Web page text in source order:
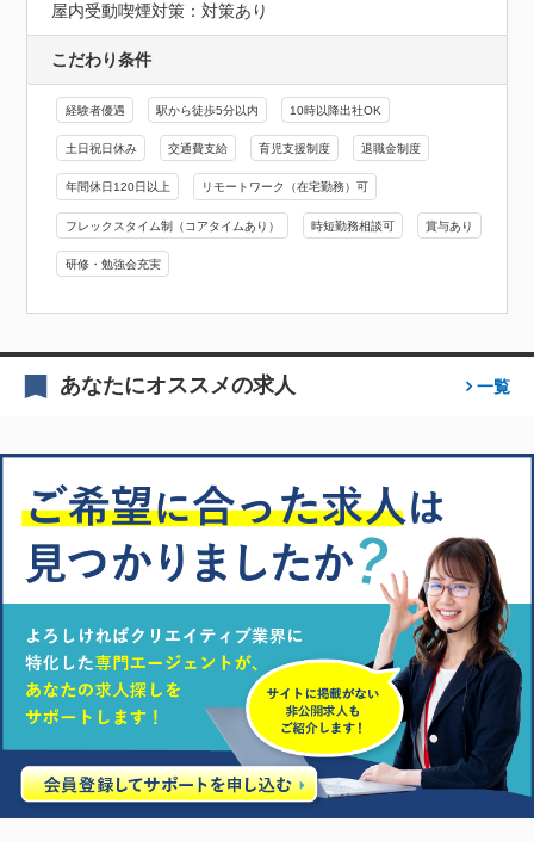
屋内受動喫煙対策：対策あり
こだわり条件
経験者優遇 駅から徒歩5分以内 10時以降出社OK
土日祝日休み 交通費支給 育児支援制度 退職金制度
年間休日120日以上 リモートワーク（在宅勤務）可
フレックスタイム制（コアタイムあり） 時短勤務相談可 賞与あり
研修・勉強会充実
あなたにオススメの求人 一覧